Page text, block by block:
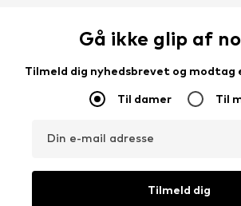
Gå ikke glip af
Tilmeld dig nyhedsbrevet og modtag
Til damer Til
Din e-mail adresse
Tilmeld dig